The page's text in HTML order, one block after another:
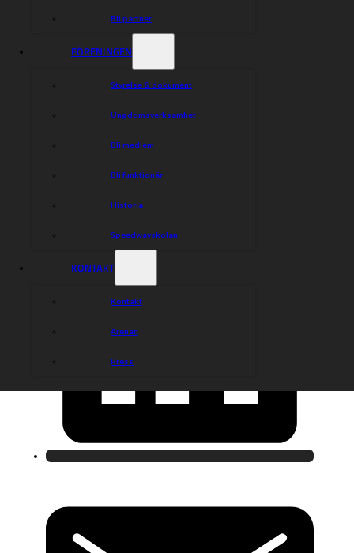
Bli partner
FÖRENINGEN
Styrelse & dokument
Ungdomsverksamhet
Bli medlem
Bli funktionär
Historia
Speedwayskolan
KONTAKT
Kontakt
Arenan
Press